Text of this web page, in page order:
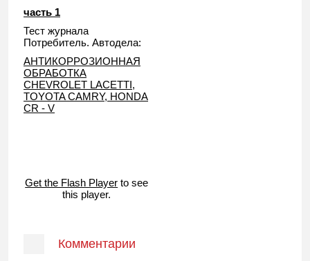
часть 1
Тест журнала
Потребитель. Автодела:
АНТИКОРРОЗИОННАЯ
ОБРАБОТКА
CHEVROLET LACETTI,
TOYOTA CAMRY, HONDA
CR - V
Get the Flash Player to see
this player.
Комментарии